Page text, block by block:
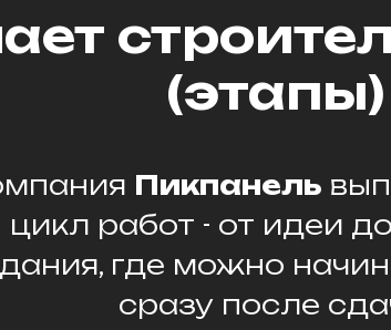
(этапы)
Пикпанель
цикл работ - от идеи
где можно
сразу после